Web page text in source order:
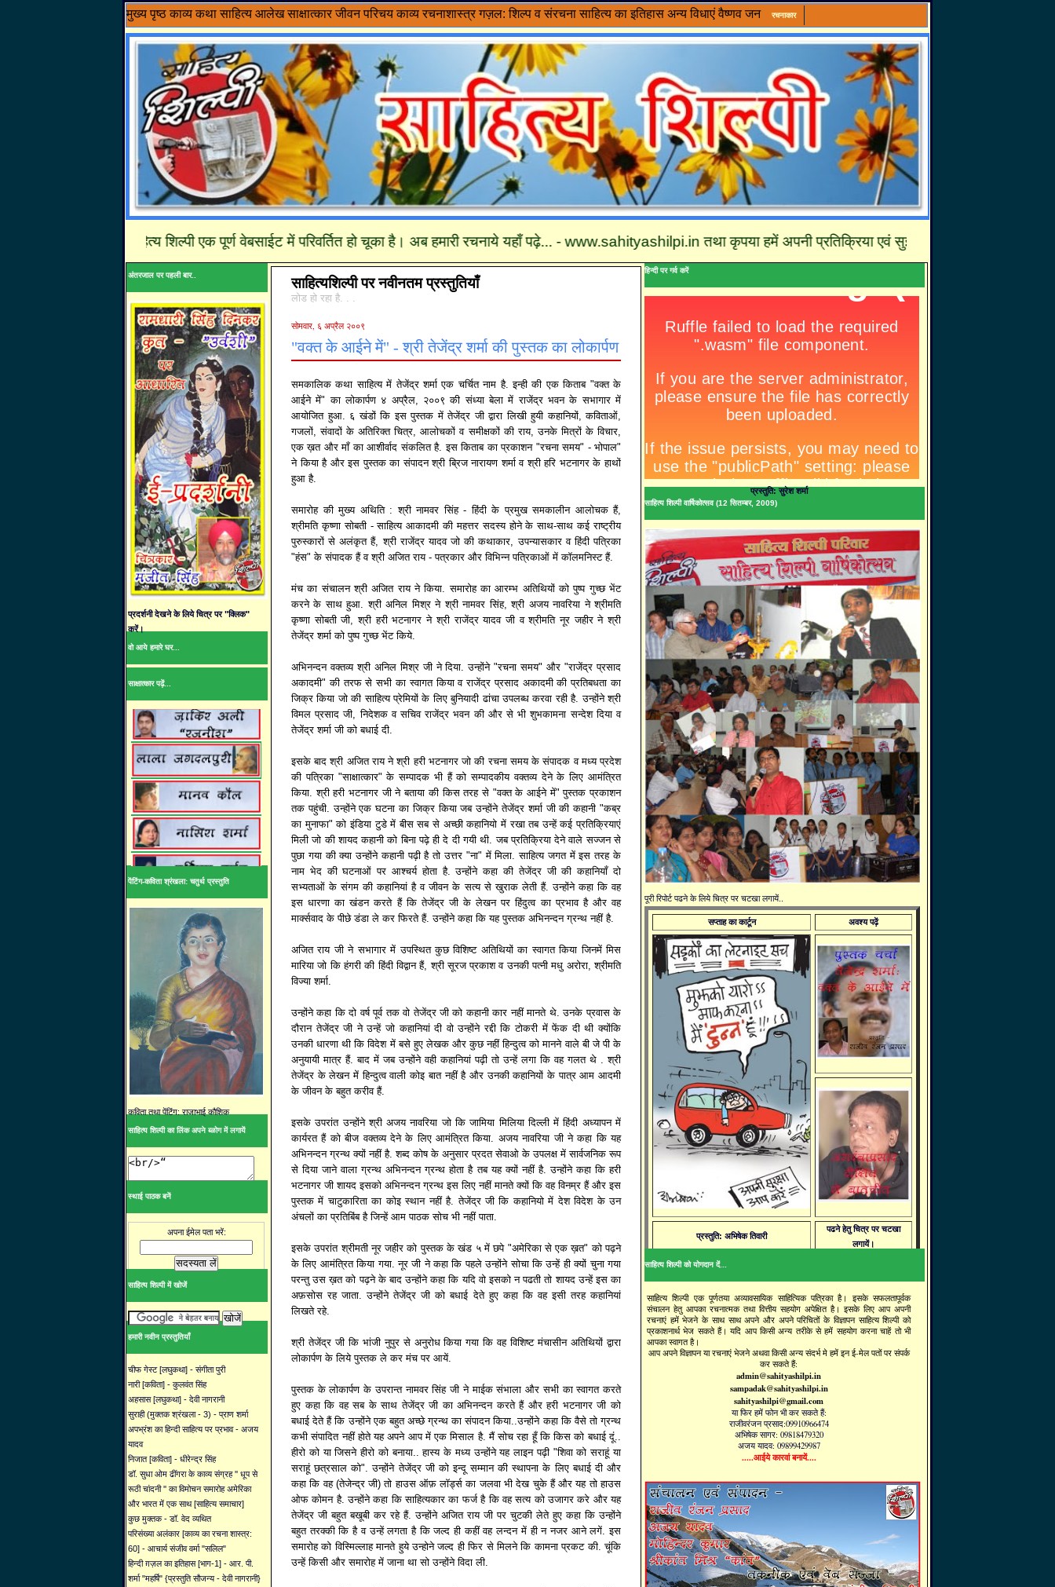
मुख्य पृष्ठ काव्य कथा साहित्य आलेख साक्षात्कार जीवन परिचय काव्य रचनाशास्त्र गज़ल: शिल्प व संरचना साहित्य का इतिहास अन्य विधाएं वैष्णव जन रचनाकार
........साहित्य शिल्पी एक पूर्ण वेबसाईट में परिवर्तित हो चूका है। अब हमारी रचनाये यहाँ पढ़े... - www.sahityashilpi.in तथा कृपया हमें अपनी प्रतिक्रिया एवं सुझावों से अवश्य अवगत करायें जिससे हम
अंतरजाल पर पहली बार..
प्रदर्शनी देखने के लिये चित्र पर "क्लिक"
करें।
वो आये हमारे घर...
साक्षात्कार पढ़ें...
पेंटिंग-कविता श्रंखला: चतुर्थ प्रस्तुति
कविता तथा पेंटिंग: राजाभाई कौशिक
साहित्य शिल्पी का लिंक अपने ब्ळोग में लगायें
स्थाई पाठक बनें
अपना ईमेल पता भरें:
साहित्य शिल्पी में खोजें
हमारी नवीन प्रस्तुतियाँ
चीफ गेस्ट [लघुकथा] - संगीता पुरी
नारी [कविता] - कुलवंत सिंह
अहसास [लघुकथा] - देवी नागरानी
सुराही (मुक्तक श्रंखला - 3) - प्राण शर्मा
अपभ्रंश का हिन्दी साहित्य पर प्रभाव - अजय
यादव
निजात [कविता] - धीरेन्द्र सिंह
डॉ. सुधा ओम ढींगरा के काव्य संग्रह '' धूप से
रूठी चांदनी '' का विमोचन समारोह अमेरिका
और भारत में एक साथ [साहित्य समाचार]
कुछ मुक्तक - डॉ. वेद व्यथित
परिसंख्या अलंकार [काव्य का रचना शास्त्र:
60] - आचार्य संजीव वर्मा "सलिल"
हिन्दी ग़ज़ल का इतिहास [भाग-1] - आर. पी.
शर्मा "महर्षि" {प्रस्तुति सौजन्य - देवी नागरानी}
साहित्यशिल्पी पर नवीनतम प्रस्तुतियाँ
लोड हो रहा है. . .
सोमवार, ६ अप्रैल २००९
"वक्त के आईने में" - श्री तेजेंद्र शर्मा की पुस्तक का लोकार्पण
समकालिक कथा साहित्य में तेजेंद्र शर्मा एक चर्चित नाम है. इन्ही की एक किताब "वक्त के
आईने में" का लोकार्पण ४ अप्रैल, २००९ की संध्या बेला में राजेंद्र भवन के सभागार में
आयोजित हुआ. ६ खंडों कि इस पुस्तक में तेजेंद्र जी द्वारा लिखी हुयी कहानियों, कविताओं,
गजलों, संवादों के अतिरिक्त चित्र, आलोचकों व समीक्षकों की राय, उनके मित्रों के विचार,
एक ख़त और माँ का आशीर्वाद संकलित है. इस किताब का प्रकाशन "रचना समय" - भोपाल"
ने किया है और इस पुस्तक का संपादन श्री ब्रिज नारायण शर्मा व श्री हरि भटनागर के हाथों
हुआ है.
समारोह की मुख्य अथिति : श्री नामवर सिंह - हिंदी के प्रमुख समकालीन आलोचक हैं,
श्रीमति कृष्णा सोबती - साहित्य आकादमी की महत्तर सदस्य होने के साथ-साथ कई राष्ट्रीय
पुरुस्कारों से अलंकृत हैं, श्री राजेंद्र यादव जो की कथाकार, उपन्यासकार व हिंदी पत्रिका
"हंस" के संपादक हैं व श्री अजित राय - पत्रकार और विभिन्न पत्रिकाओं में कॉलमनिस्ट हैं.
मंच का संचालन श्री अजित राय ने किया. समारोह का आरम्भ अतिथियों को पुष्प गुच्छ भेंट
करने के साथ हुआ. श्री अनिल मिश्र ने श्री नामवर सिंह, श्री अजय नावरिया ने श्रीमति
कृष्णा सोबती जी, श्री हरी भटनागर ने श्री राजेंद्र यादव जी व श्रीमति नूर जहीर ने श्री
तेजेंद्र शर्मा को पुष्प गुच्छ भेंट किये.
अभिनन्दन वक्तव्य श्री अनिल मिश्र जी ने दिया. उन्होंने "रचना समय" और "राजेंद्र प्रसाद
अकादमी" की तरफ से सभी का स्वागत किया व राजेंद्र प्रसाद अकादमी की प्रतिबधता का
जिक्र किया जो की साहित्य प्रेमियों के लिए बुनियादी ढांचा उपलब्ध करवा रही है. उन्होंने श्री
विमल प्रसाद जी, निदेशक व सचिव राजेंद्र भवन की और से भी शुभकामना सन्देश दिया व
तेजेंद्र शर्मा जी को बधाई दी.
इसके बाद श्री अजित राय ने श्री हरी भटनागर जो की रचना समय के संपादक व मध्य प्रदेश
की पत्रिका "साक्षात्कार" के सम्पादक भी हैं को सम्पादकीय वक्तव्य देने के लिए आमंत्रित
किया. श्री हरी भटनागर जी ने बताया की किस तरह से "वक्त के आईने में" पुस्तक प्रकाशन
तक पहुंची. उन्होंने एक घटना का जिक्र किया जब उन्होंने तेजेंद्र शर्मा जी की कहानी "कब्र
का मुनाफा" को इंडिया टुडे में बीस सब से अच्छी कहानियो में रखा तब उन्हें कई प्रतिक्रियाएं
मिली जो की शायद कहानी को बिना पढ़े ही दे दी गयी थी. जब प्रतिक्रिया देने वाले सज्जन से
पुछा गया की क्या उन्होंने कहानी पढ़ी है तो उत्तर "ना" में मिला. साहित्य जगत में इस तरह के
नाम भेद की घटनाओं पर आश्चर्य होता है. उन्होंने कहा की तेजेंद्र जी की कहानियाँ दो
सभ्यताओं के संगम की कहानियां है व जीवन के सत्य से खुराक लेती हैं. उन्होंने कहा कि वह
इस धारणा का खंडन करते हैं कि तेजेंद्र जी के लेखन पर हिंदुत्व का प्रभाव है और वह
मार्क्सवाद के पीछे डंडा ले कर फिरते हैं. उन्होंने कहा कि यह पुस्तक अभिनन्दन ग्रन्थ नहीं है.
अजित राय जी ने सभागार में उपस्थित कुछ विशिष्ट अतिथियों का स्वागत किया जिनमें मिस
मारिया जो कि हंगरी की हिंदी विद्वान हैं, श्री सूरज प्रकाश व उनकी पत्नी मधु अरोरा, श्रीमति
विज्या शर्मा.
उन्होंने कहा कि दो वर्ष पूर्व तक वो तेजेंद्र जी को कहानी कार नहीं मानते थे. उनके प्रवास के
दौरान तेजेंद्र जी ने उन्हें जो कहानियां दी वो उन्होंने रद्दी कि टोकरी में फेंक दी थी क्योंकि
उनकी धारणा थी कि विदेश में बसे हुए लेखक और कुछ नहीं हिन्दुत्व को मानने वाले बी जे पी के
अनुयायी मात्र हैं. बाद में जब उन्होंने वही कहानियां पढ़ी तो उन्हें लगा कि वह गलत थे . श्री
तेजेंद्र के लेखन में हिन्दुत्व वाली कोइ बात नहीं है और उनकी कहानियों के पात्र आम आदमी
के जीवन के बहुत करीव हैं.
इसके उपरांत उन्होंने श्री अजय नावरिया जो कि जामिया मिलिया दिल्ली में हिंदी अध्यापन में
कार्यरत हैं को बीज वक्तव्य देने के लिए आमंत्रित किया. अजय नावरिया जी ने कहा कि यह
अभिनन्दन ग्रन्थ क्यों नहीं है. शब्द कोष के अनुसार प्रदत सेवाओ के उपलक्ष में सार्वजनिक रूप
से दिया जाने वाला ग्रन्थ अभिनन्दन ग्रन्थ होता है तब यह क्यों नहीं है. उन्होंने कहा कि हरी
भटनागर जी शायद इसको अभिनन्दन ग्रन्थ इस लिए नहीं मानते क्यों कि वह विनम्र हैं और इस
पुस्तक में चाटुकारिता का कोइ स्थान नहीं है. तेजेंद्र जी कि कहानियो में देश विदेश के उन
अंचलों का प्रतिबिंब है जिन्हें आम पाठक सोच भी नहीं पाता.
इसके उपरांत श्रीमती नूर जहीर को पुस्तक के खंड ५ में छपे "अमेरिका से एक ख़त" को पढ़ने
के लिए आमंत्रित किया गया. नूर जी ने कहा कि पहले उन्होंने सोचा कि उन्हें ही क्यों चुना गया
परन्तु उस ख़त को पढ़ने के बाद उन्होंने कहा कि यदि वो इसको न पढती तो शायद उन्हें इस का
अफ़सोस रह जाता. उन्होंने तेजेंद्र जी को बधाई देते हुए कहा कि वह इसी तरह कहानियां
लिखते रहे.
श्री तेजेंद्र जी कि भांजी नुपुर से अनुरोध किया गया कि वह विशिष्ट मंचासीन अतिथियों द्वारा
लोकार्पण के लिये पुस्तक ले कर मंच पर आयें.
पुस्तक के लोकार्पण के उपरान्त नामवर सिंह जी ने माईक संभाला और सभी का स्वागत करते
हुए कहा कि वह सब के साथ तेजेंद्र जी का अभिनन्दन करते हैं और हरी भटनागर जी को
बधाई देते हैं कि उन्होंने एक बहुत अच्छे ग्रन्थ का संपादन किया..उन्होंने कहा कि वैसे तो ग्रन्थ
कभी संपादित नहीं होते यह अपने आप में एक मिसाल है. मैं सोच रहा हूँ कि किस को बधाई दूं..
हीरो को या जिसने हीरो को बनाया.. हास्य के मध्य उन्होंने यह लाइन पढ़ी "शिवा को सराहूं या
सराहूं छत्रसाल को". उन्होंने तेजेंद्र जी को इन्दू सम्मान की स्थापना के लिए बधाई दी और
कहा कि वह (तेजेन्द्र जी) तो हाउस ऑफ़ लॉर्ड्स का जलवा भी देख चुके हैं और यह तो हाउस
ओफ कोमन है. उन्होंने कहा कि साहित्यकार का फर्ज है कि वह सत्य को उजागर करे और यह
तेजेंद्र जी बहुत बखूबी कर रहे हैं. उन्होंने अजित राय जी पर चुटकी लेते हुए कहा कि उन्होंने
बहुत तरक्की कि है व उन्हें लगता है कि जल्द ही कहीं वह लन्दन में ही न नजर आने लगें. इस
समारोह को विस्मिल्लाह मानते हुये उन्होने जल्द ही फिर से मिलने कि कामना प्रकट की. चूंकि
उन्हें किसी और समारोह में जाना था सो उन्होंने विदा ली.
हिन्दी पर गर्व करें
प्रस्तुति: सुरेश शर्मा
साहित्य शिल्पी वार्षिकोत्सव (12 सितम्बर, 2009)
पूरी रिपोर्ट पढने के लिये चित्र पर चटखा लगायें..
सप्ताह का कार्टून अवश्य पढ़ें
प्रस्तुति: अभिषेक तिवारी
पढने हेतु चित्र पर चटखा
लगायें।
साहित्य शिल्पी को योगदान दें...
साहित्य शिल्पी एक पूर्णतया अव्यावसायिक साहित्यिक पत्रिका है। इसके सफलतापूर्वक
संचालन हेतु आपका रचनात्मक तथा वित्तीय सहयोग अपेक्षित है। इसके लिए आप अपनी
रचनाएं हमें भेजने के साथ साथ अपने और अपने परिचितों के विज्ञापन साहित्य शिल्पी को
प्रकाशनार्थ भेज सकते हैं। यदि आप किसी अन्य तरीके से हमें सहयोग करना चाहें तो भी
आपका स्वागत है।
आप अपने विज्ञापन या रचनाएं भेजने अथवा किसी अन्य संदर्भ मे हमें इन ई-मेल पतों पर संपर्क
कर सकते हैं:
admin@sahityashilpi.in
sampadak@sahityashilpi.in
sahityashilpi@gmail.com
या फिर हमें फोन भी कर सकते हैं:
राजीवरंजन प्रसाद:09910966474
अभिषेक सागर: 09818479320
अजय यादव: 09899429987
.....आईये कारवां बनायें....